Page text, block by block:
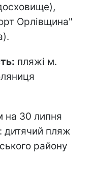
Орлівщина"
пляжі м.
на 30 липня
дитячий пляж
району